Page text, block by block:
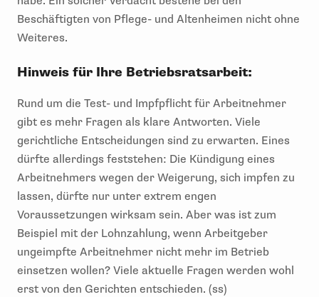
Beschäftigten von Pflege- und Altenheimen nicht ohne
Weiteres.
Hinweis für Ihre Betriebsratsarbeit:
Rund um die Test- und Impfpflicht für Arbeitnehmer
gibt es mehr Fragen als klare Antworten. Viele
gerichtliche Entscheidungen sind zu erwarten. Eines
dürfte allerdings feststehen: Die Kündigung eines
Arbeitnehmers wegen der Weigerung, sich impfen zu
lassen, dürfte nur unter extrem engen
Voraussetzungen wirksam sein. Aber was ist zum
Beispiel mit der Lohnzahlung, wenn Arbeitgeber
ungeimpfte Arbeitnehmer nicht mehr im Betrieb
einsetzen wollen? Viele aktuelle Fragen werden wohl
erst von den Gerichten entschieden. (ss)